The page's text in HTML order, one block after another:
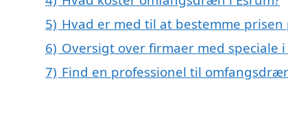
5) Hvad er med til at bestemme
6) Oversigt over firmaer med speciale
7) Find en professionel til